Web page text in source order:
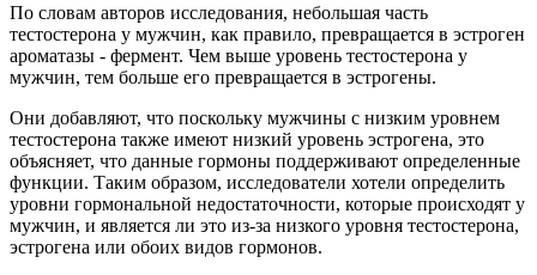
По словам авторов исследования, небольшая часть
тестостерона у мужчин, как правило, превращается в эстроген
ароматазы - фермент. Чем выше уровень тестостерона у
мужчин, тем больше его превращается в эстрогены.
Они добавляют, что поскольку мужчины с низким уровнем
тестостерона также имеют низкий уровень эстрогена, это
объясняет, что данные гормоны поддерживают определенные
функции. Таким образом, исследователи хотели определить
уровни гормональной недостаточности, которые происходят у
мужчин, и является ли это из-за низкого уровня тестостерона,
эстрогена или обоих видов гормонов.